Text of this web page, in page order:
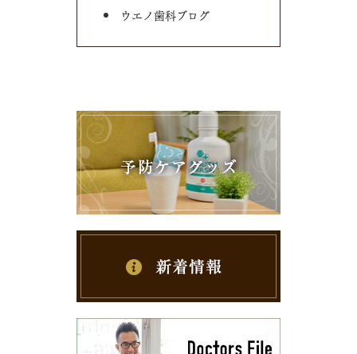
ウエノ歯科ブログ